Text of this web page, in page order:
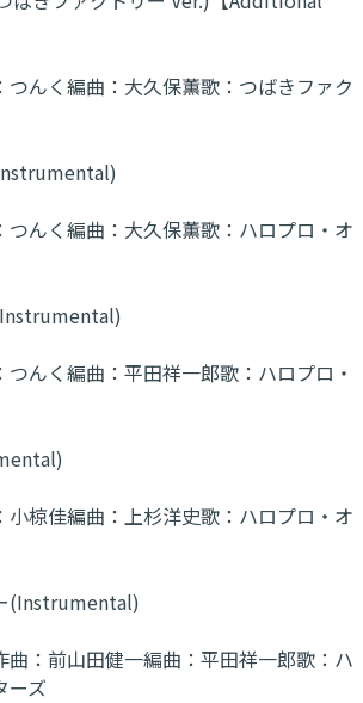
つんく 編曲： 大久保薫歌： つばきファク
つんく 編曲： 大久保薫歌： ハロプロ・オ
つんく 編曲： 平田祥一郎歌： ハロプロ・
小椋佳編曲： 上杉洋史歌： ハロプロ・オ
(Instrumental)
曲： 前山田健一編曲： 平田祥一郎歌： ハ
ーズ